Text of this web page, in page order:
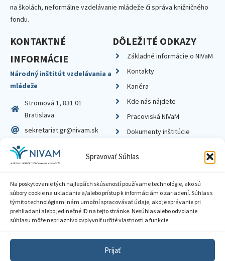
Spravovať Súhlas
Na poskytovanie tých najlepších skúseností používame technológie, ako sú
súbory cookie na ukladanie a/alebo prístup k informáciám o zariadení. Súhlas s
týmito technológiami nám umožní spracovávať údaje, ako je správanie pri
prehliadaní alebo jedinečné ID na tejto stránke. Nesúhlas alebo odvolanie
súhlasu môže nepriaznivo ovplyvniť určité vlastnosti a funkcie.
Prijať
na školách, neformálne vzdelávanie mládeže či správa knižničného
fondu.
KONTAKTNÉ
INFORMÁCIE
Národný inštitút vzdelávania a
mládeže
Stromová 1, 831 01
Bratislava
sekretariat.gr@nivam.sk
IČO: 00164348
DIČ: 2020798714
DÔLEŽITÉ ODKAZY
Základné informácie o NIVaM
Kontakty
Kariéra
Kde nás nájdete
Pracoviská NIVaM
Dokumenty inštitúcie
Zásady ochrany súkromia
Sprístupnenie informácií